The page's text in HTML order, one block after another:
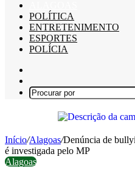
POLÍTICA
ENTRETENIMENTO
ESPORTES
POLÍCIA
skin
Início/Alagoas/Denúncia de
é investigada pelo MP
Alagoas